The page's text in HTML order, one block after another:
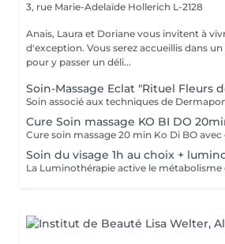
3, rue Marie-Adelaïde Hollerich L-2128
Anais, Laura et Doriane vous invitent à
d'exception. Vous serez accueillis dans un cadre raffiné et feutré
pour y passer un déli...
Soin-Massage Eclat "Rituel Fleurs
Cure Soin massage KO BI DO
Soin du visage 1h au choix +